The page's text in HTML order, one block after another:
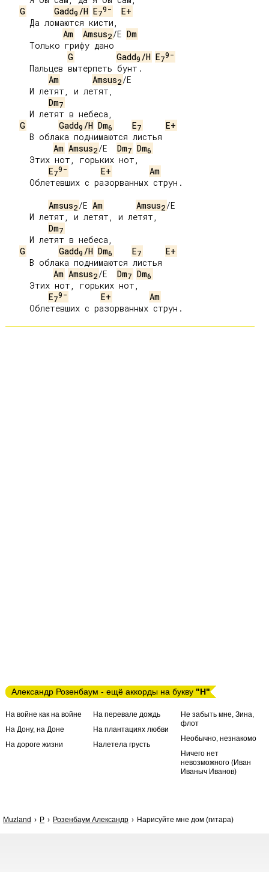
G
Gadd9 /H E79-
E+
Am
Amsus2/E Dm
G
Gadd9 /H E79-
Am
Amsus2/E
Dm7
G
Gadd9 /H Dm6 E7
E+
Am Amsus2/E Dm7 Dm6
E79- E+
Am
Amsus2/E Am Amsus2/E
Dm7
G
Gadd9 /H Dm6 E7
E+
Am Amsus2/E Dm7 Dm6
E79- E+
Am
Александр Розенбаум - ещё аккорды на букву "Н"
На войне как на войне
На Дону, на Доне
На дороге жизни
На перевале дождь
На плантациях любви
Налетела грусть
Не забыть мне, Зина,
флот
Необычно, незнакомо
Ничего нет
невозможного (Иван
Иваныч Иванов)
Muzland Р Розенбаум Александр Нарисуйте мне дом (гитара)